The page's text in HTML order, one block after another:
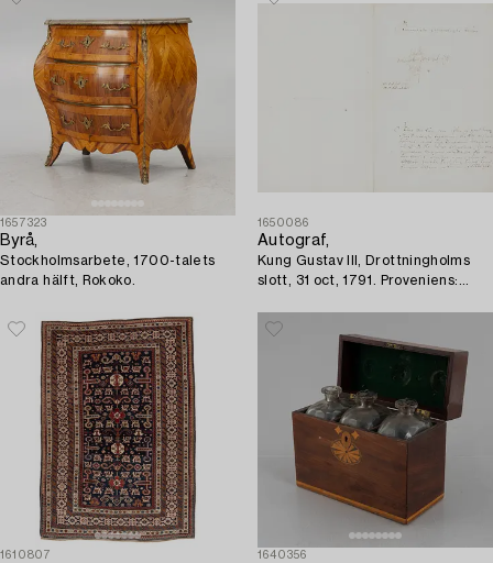
1657323
Byrå,
Stockholmsarbete, 1700-talets
andra hälft, Rokoko.
1650086
Autograf,
Kung Gustav III, Drottningholms
slott, 31 oct, 1791. Proveniens:
1610807 1640356